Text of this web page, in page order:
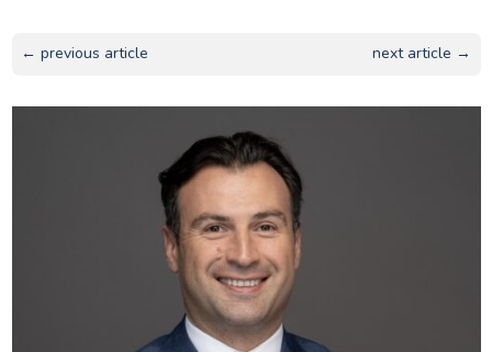
← previous article next article →